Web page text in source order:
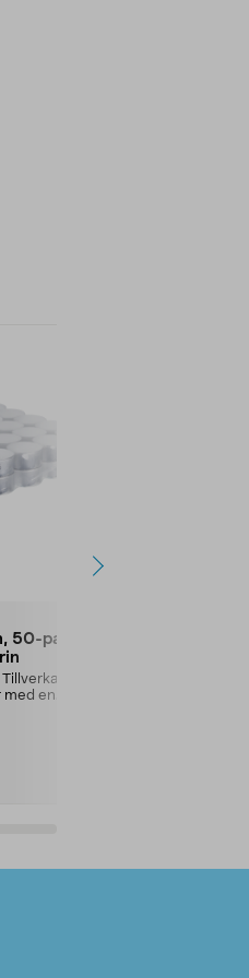
50-pack,
i
med en